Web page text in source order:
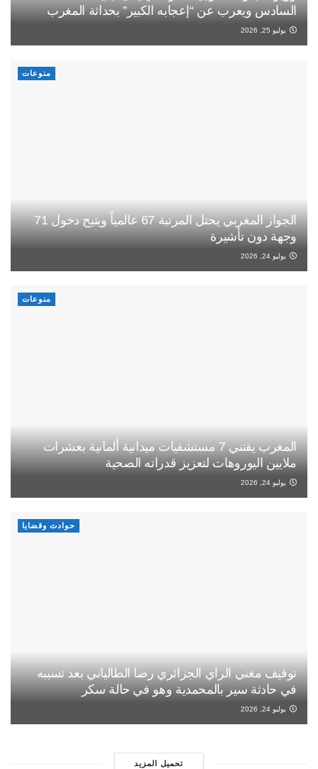
السادس ويعرب عن “إعجابه الكبير” بحداثة المغرب
يوليو 25, 2026
منوعات
الجواز المغربي يحتل المرتبة 67 عالمياً ويتيح دخول 71
وجهة دون تأشيرة
يوليو 24, 2026
منوعات
المغرب يقتني 7 مستشفيات ميدانية ألمانية بعشرات
ملايين اليوروهات لتعزيز قدراته الصحية
يوليو 24, 2026
حوادث وقضايا
توقيف مغني الراي الجزائري رضا الطالياني بعد تسببه
في حادثة سير بالمحمدية وهو في حالة سكر
يوليو 24, 2026
تحميل المزيد